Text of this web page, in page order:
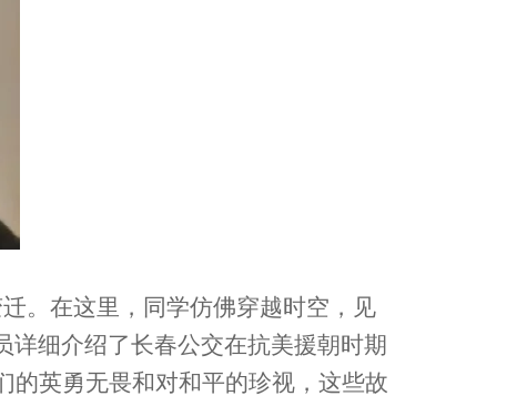
。在这里，同学仿佛穿越时空，见
细介绍了长春公交在抗美援朝时期
的英勇无畏和对和平的珍视，这些故